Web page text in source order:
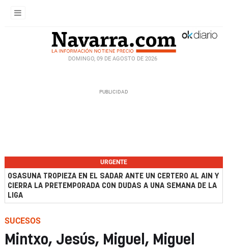
DOMINGO, 09 DE AGOSTO DE 2026
URGENTE
OSASUNA TROPIEZA EN EL SADAR ANTE UN CERTERO AL AIN Y
CIERRA LA PRETEMPORADA CON DUDAS A UNA SEMANA DE LA
LIGA
SUCESOS
Mintxo, Jesús, Miguel, Miguel